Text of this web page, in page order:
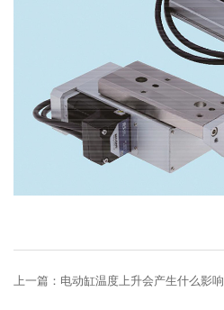
上一篇： 电动缸温度上升会产生什么影响